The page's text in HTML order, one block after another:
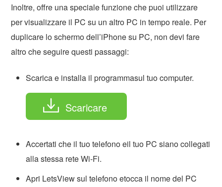
Inoltre, offre una speciale funzione che puoi utilizzare
per visualizzare il PC su un altro PC in tempo reale. Per
duplicare lo schermo dell’iPhone su PC, non devi fare
altro che seguire questi passaggi:
Scarica e installa il programmasul tuo computer.
Scaricare
Accertati che il tuo telefono eil tuo PC siano collegati
alla stessa rete Wi-Fi.
Apri LetsView sul telefono etocca il nome del PC